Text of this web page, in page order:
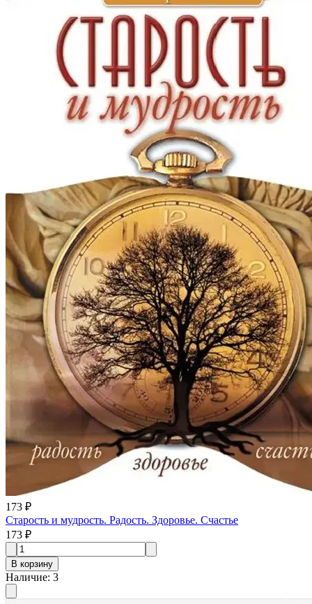
173 ₽
Старость и мудрость. Радость. Здоровье. Счастье
173 ₽
В корзину
Наличие: 3